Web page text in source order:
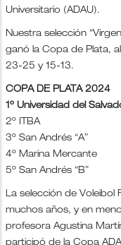
Universitario (ADAU).
Nuestra selección
ganó la Copa de Plata,
23-25 y 15-13.
COPA DE PLATA 2024
1º Universidad del
2º ITBA
3º San Andrés “A”
4º Marina Mercante
5º San Andrés “B”
La selección de Voleibol
muchos años, y en
profesora Agustina
participó de la Copa